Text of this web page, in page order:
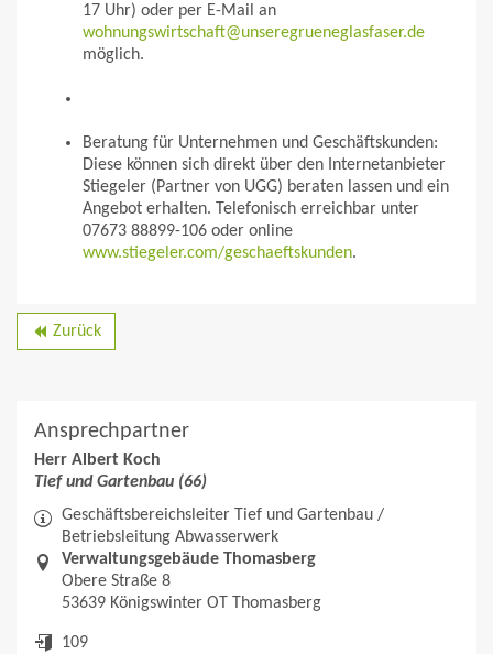
17 Uhr) oder per E-Mail an
wohnungswirtschaft@unseregrueneglasfaser.de
möglich.
Beratung für Unternehmen und Geschäftskunden:
Diese können sich direkt über den Internetanbieter
Stiegeler (Partner von UGG) beraten lassen und ein
Angebot erhalten. Telefonisch erreichbar unter
07673 88899-106 oder online
www.stiegeler.com/geschaeftskunden.
backward Zurück
Ansprechpartner
Herr Albert Koch
Tief und Gartenbau (66)
Geschäftsbereichsleiter Tief und Gartenbau /
Betriebsleitung Abwasserwerk
Verwaltungsgebäude Thomasberg
Obere Straße 8
53639 Königswinter OT Thomasberg
109